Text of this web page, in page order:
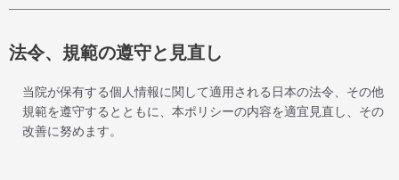
法令、規範の遵守と見直し
当院が保有する個人情報に関して適用される日本の法令、その他
規範を遵守するとともに、本ポリシーの内容を適宜見直し、その
改善に努めます。